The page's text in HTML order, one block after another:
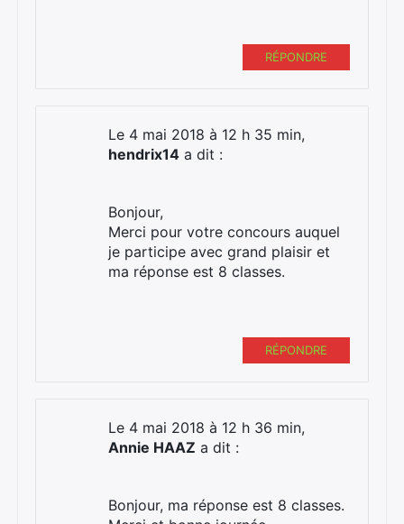
RÉPONDRE
Le 4 mai 2018 à 12 h 35 min,
hendrix14 a dit :
Bonjour,
Merci pour votre concours auquel
je participe avec grand plaisir et
ma réponse est 8 classes.
RÉPONDRE
Le 4 mai 2018 à 12 h 36 min,
Annie HAAZ a dit :
Bonjour, ma réponse est 8 classes.